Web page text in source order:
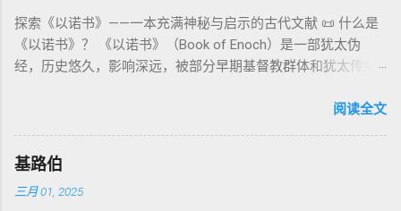
圣所，用血为圣所与百姓遮罪。 这是整卷《利未记》的神学中
心： 神愿意居住在人中间； 罪必须被遮盖才能维持这同在；
神主动提供遮罪之道（两个祭牲，特别是“为耶和华”的与“归于
亚撒泻勒”的）。 这预表...
的“深渊囚禁”叙事共振。 彼后2:4 用“ 他他路斯 （Tartarus）”指
天使囚禁之所，贴近以诺传统语境。 福音书/启示录 中的“ 人子
来临与天使同来、坐在荣耀宝座审判列国 ”（太24–25；启1、
观 ：以诺将“巨人之灵”为游行污灵的渊源学解释，补给了新约
驱魔叙事背后的“灵界词库”（可1、路8；亦参弗6:12“执政掌
权”）。 阴间与审判意象 ：Sheol 的分区、册卷与火刑等图像，
：以诺传统对压迫者的“祸哉”，与 雅各书 对不义富者的警告
所 崇拜 的 神祇 出 20: 3 假 神/ 偶像（ gods） 3. 属 灵 存在
神 的 众 子、 天使、 神圣 议会 成员 诗 82: 1, 申 32: 8– 9
神圣 存在（ divine beings） 4. 法官 被 委托 施行 神 审判者 出
权 代表 受托 执行 神 旨意 的 人（ 如 摩西） 出 7: 1 神 的 代言
人（ divine proxy） 6. 强调 威严 复数 形式 强调 尊贵 超自然 的
显现 撒 上 28: 13 灵界 显现 或 尊称（ majestic plural） 三、
每一 类 的 代表 经文 解读 1. 真神 的 独 一 性（ 创世 记 1: 1） “
בְּרֵאשִׁית בָּרָא אֱלֹהִים...” “ 起初， 神（ Elohim） 创造 天地。” 尽
探索《以诺书》——一本充满神秘与启示的古代文献 📜 什么是
《以诺书》？ 《以诺书》（Book of Enoch）是一部犹太伪
经，历史悠久，影响深远，被部分早期基督教群体和犹太传统
的曾祖父——的名义写成，包含大量关于天使、堕落、审判和弥
行，神将他取去，他就不在世了。” 这一神秘的记载激发了后世
关于以诺与神的关系、天国奥秘的丰富想象。《以诺书》便是
这种想象的结晶。 📖《以诺书》的主要内容 《以诺书》并非一
阅读全文
基路伯
三月 01, 2025